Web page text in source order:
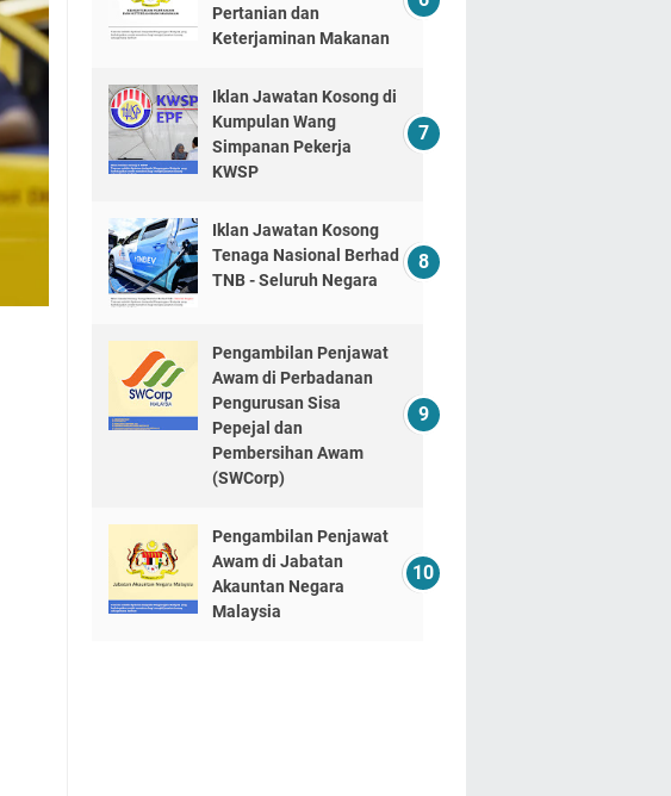
Pertanian dan
Keterjaminan Makanan
Iklan Jawatan Kosong di
Kumpulan Wang
Simpanan Pekerja
KWSP
Iklan Jawatan Kosong
Tenaga Nasional Berhad
TNB - Seluruh Negara
Pengambilan Penjawat
Awam di Perbadanan
Pengurusan Sisa
Pepejal dan
Pembersihan Awam
(SWCorp)
Pengambilan Penjawat
Awam di Jabatan
Akauntan Negara
Malaysia